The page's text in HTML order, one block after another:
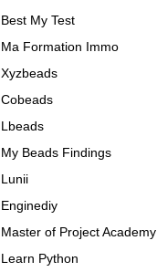
Best My Test
Ma Formation Immo
Xyzbeads
Cobeads
Lbeads
My Beads Findings
Lunii
Enginediy
Master of Project Academy
Learn Python